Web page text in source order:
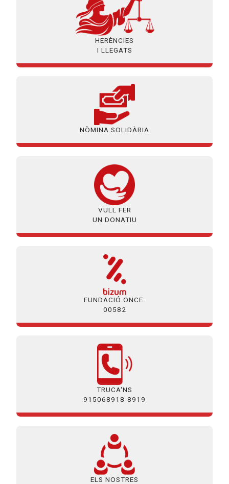
HERÈNCIES
I LLEGATS
NÒMINA SOLIDÀRIA
VULL FER
UN DONATIU
FUNDACIÓ ONCE:
00582
TRUCA'NS
915068918-8919
ELS NOSTRES